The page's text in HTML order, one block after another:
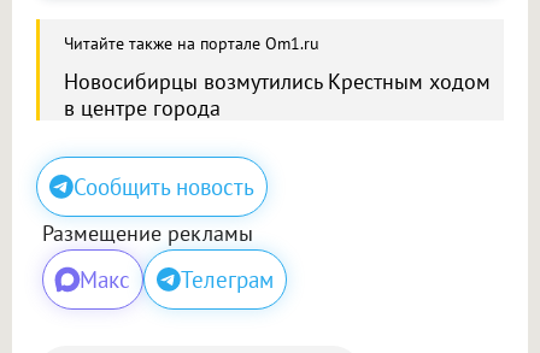
Читайте также на портале Om1.ru
Новосибирцы возмутились Крестным ходом
в центре города
Сообщить новость
Размещение рекламы
Макс Телеграм